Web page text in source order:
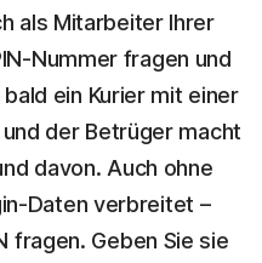
als Mitarbeiter Ihrer
Nummer fragen und
ein Kurier mit einer
der Betrüger macht
davon. Auch ohne
Daten verbreitet –
fragen. Geben Sie sie